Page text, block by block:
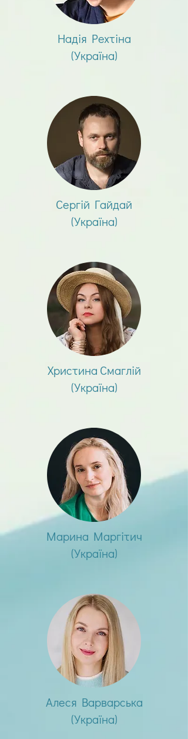
Надія Рехтіна
(Україна)
Сергій Гайдай
(Україна)
Христина Смаглій
(Україна)
Марина Маргітич
(Україна)
Алеся Варварська
(Україна)